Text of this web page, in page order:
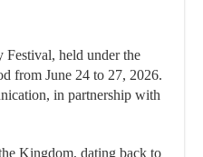
held under the
from June 24 to 27, 2026.
in partnership with
Kingdom, dating back to